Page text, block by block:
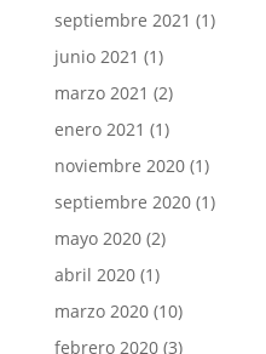
septiembre 2021 (1)
junio 2021 (1)
marzo 2021 (2)
enero 2021 (1)
noviembre 2020(1)
septiembre 2020(1)
mayo 2020(2)
abril 2020(1)
marzo 2020(10)
febrero 2020(3)